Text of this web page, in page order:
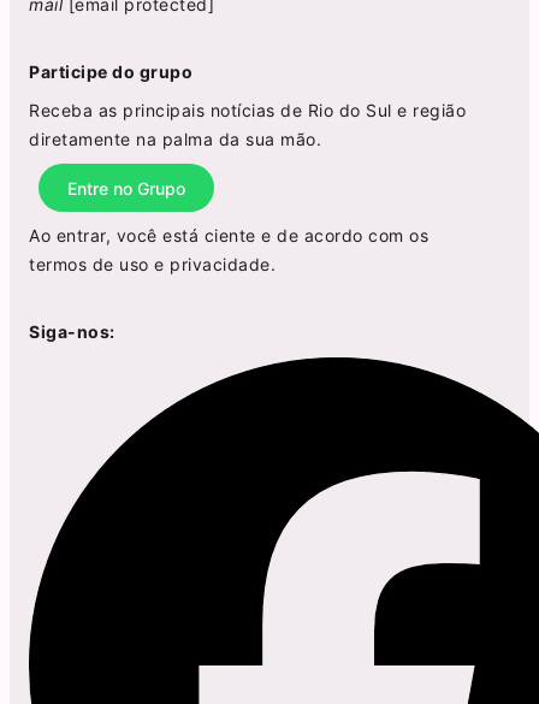
mail [email protected]
Participe do grupo
Receba as principais notícias de Rio do Sul e região
diretamente na palma da sua mão.
Entre no Grupo
Ao entrar, você está ciente e de acordo com os
termos de uso e privacidade.
Siga-nos: